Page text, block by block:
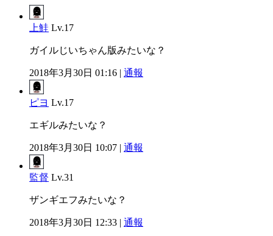
上鮭 Lv.17
ガイルじいちゃん版みたいな？
2018年3月30日 01:16 | 通報
ピヨ Lv.17
エギルみたいな？
2018年3月30日 10:07 | 通報
監督 Lv.31
ザンギエフみたいな？
2018年3月30日 12:33 | 通報